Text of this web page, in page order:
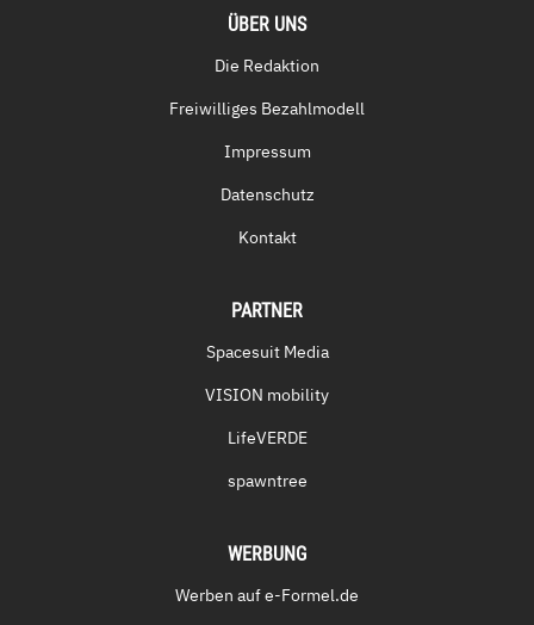
ÜBER UNS
Die Redaktion
Freiwilliges Bezahlmodell
Impressum
Datenschutz
Kontakt
PARTNER
Spacesuit Media
VISION mobility
LifeVERDE
spawntree
WERBUNG
Werben auf e-Formel.de